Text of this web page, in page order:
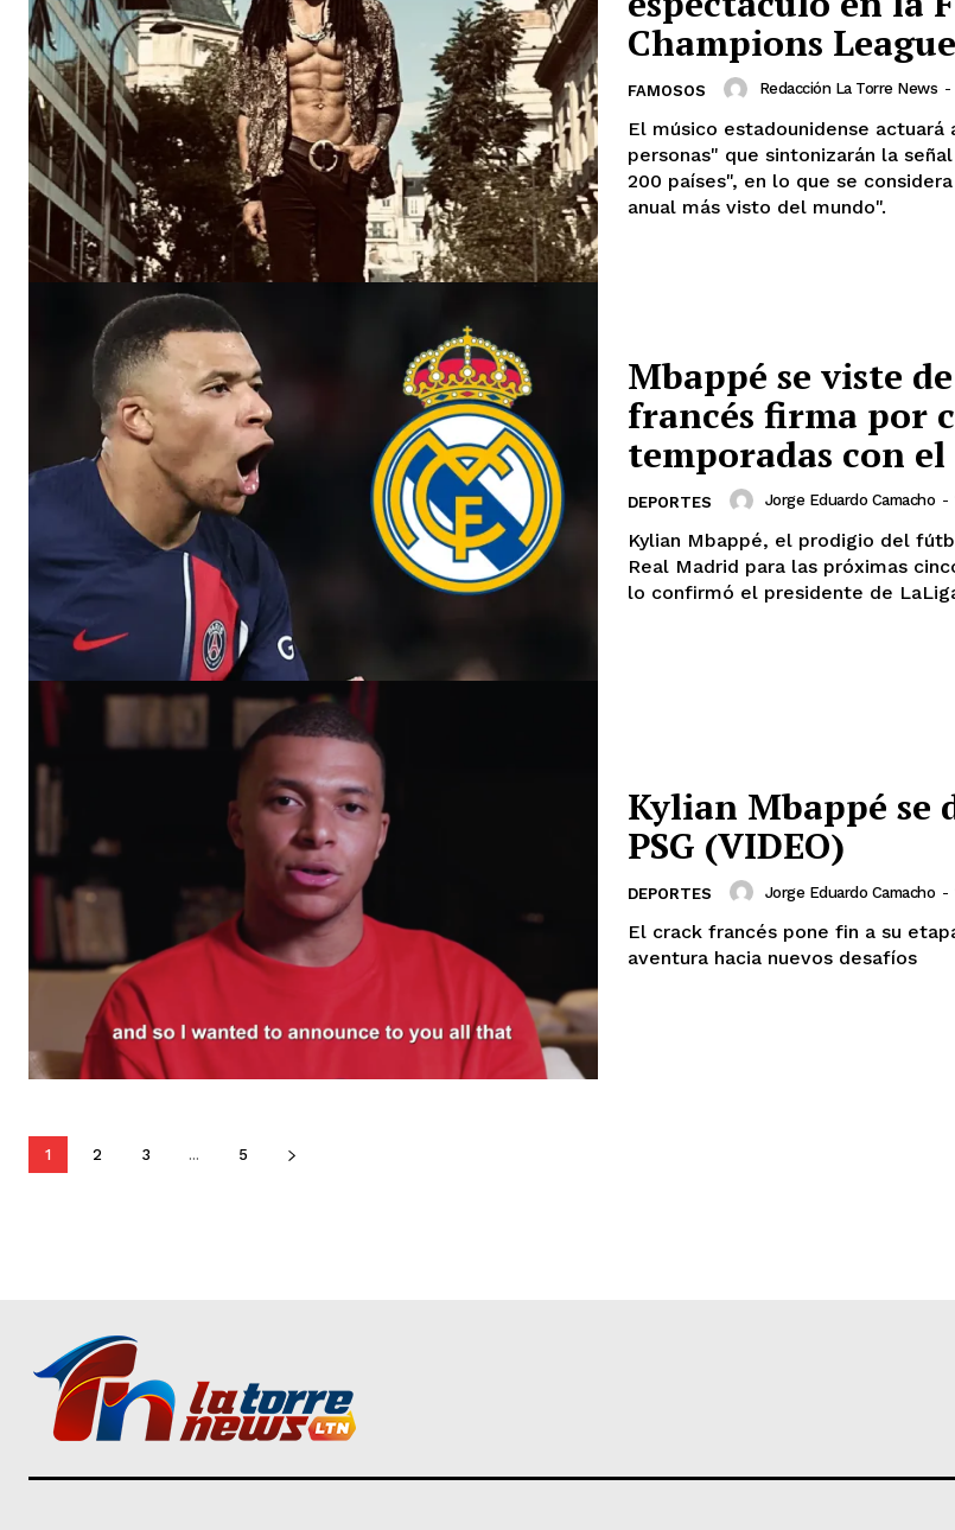
SUSCRIBIRSE
Aguascalientes
Baja California Sur
Ciudad
Colima
Durango
Guanajuato
Michoacán
Tlaxcala
Tamaulipas
Sinaloa
San Luis
Champions League
FAMOSOS Redacción La Torre News -
El músico estadounidense
personas" que sintonizarán la
200 países", en lo que se
anual más visto del mundo".
Mbappé se viste
francés firma por
temporadas con
DEPORTES Jorge Eduardo Camacho -
Kylian Mbappé, el prodigio del
Real Madrid para las próximas
lo confirmó el presidente de
Kylian Mbappé se
PSG (VIDEO)
DEPORTES Jorge Eduardo Camacho -
El crack francés pone fin a su
aventura hacia nuevos desafíos
1 2 3 ... 5